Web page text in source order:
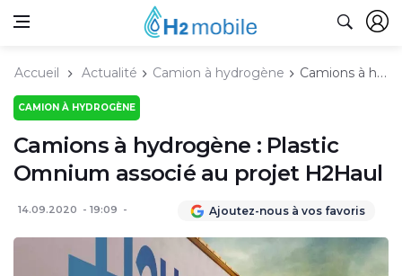
Accueil Actualité Camion à hydrogène Camions à hydrogène : Plastic Omnium associé au projet H2Haul
CAMION À HYDROGÈNE
Camions à hydrogène : Plastic
Omnium associé au projet H2Haul
14.09.2020 19:09 Ajoutez-nous à vos favoris